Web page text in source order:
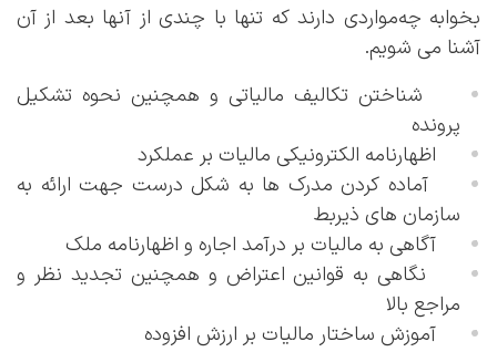
بخوابه چه‌مواردی دارند که تنها با چندی از آنها بعد از آن
آشنا می شویم.
شناختن تکالیف مالیاتی و همچنین نحوه تشکیل
پرونده
اظهارنامه الکترونیکی مالیات بر عملکرد
آماده کردن مدرک ها به شکل درست جهت ارائه به
سازمان های ذیربط
آگاهی به مالیات بر درآمد اجاره و اظهارنامه ملک
نگاهی به قوانین اعتراض و همچنین تجدید نظر و
مراجع بالا
آموزش ساختار مالیات بر ارزش افزوده